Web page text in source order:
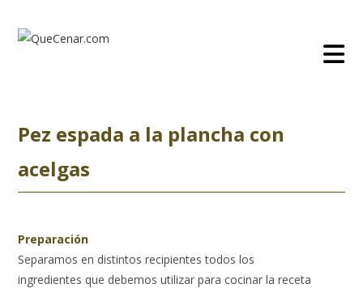
contenido
Pez espada a la plancha con
acelgas
Preparación
Separamos en distintos recipientes todos los
ingredientes que debemos utilizar para cocinar la receta